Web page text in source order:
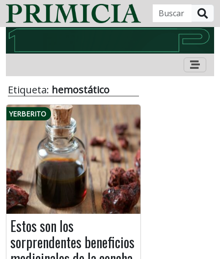
Etiqueta: hemostático
YERBERITO
Estos son los
sorprendentes beneficios